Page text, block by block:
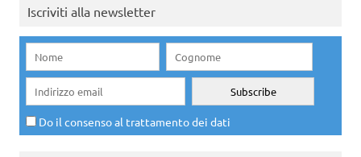
Iscriviti alla newsletter
Do il consenso al trattamento dei dati